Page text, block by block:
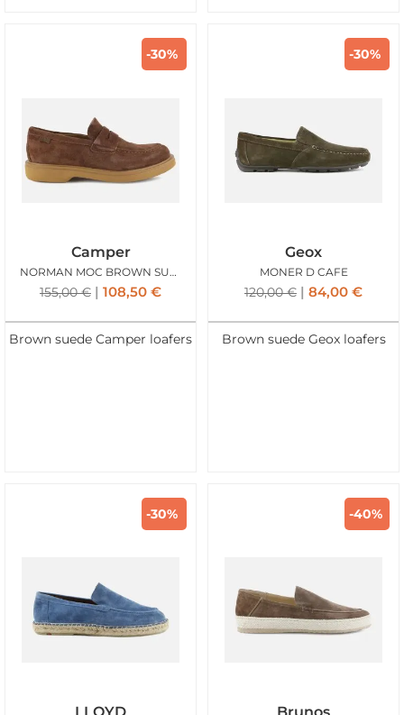
-30%
Camper
NORMAN MOC BROWN SUEDE
155,00€ 108,50 €
Brown suede Camper loafers
-30%
Geox
MONER D CAFE
120,00€ 84,00 €
Brown suede Geox loafers
-30% -40%